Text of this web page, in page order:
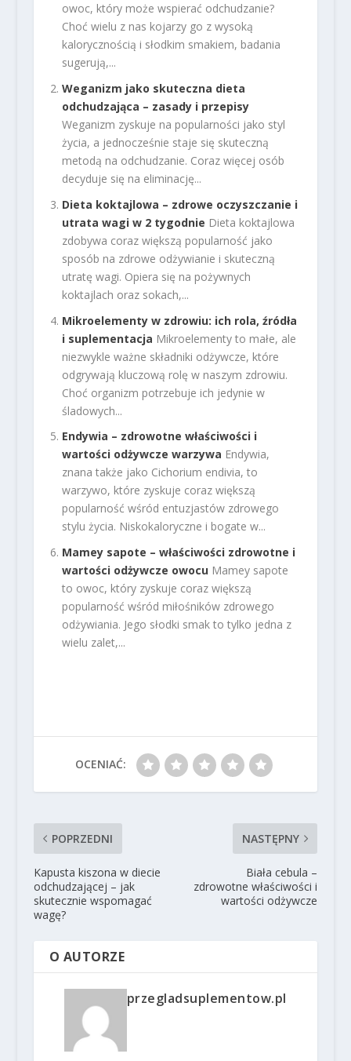
owoc, który może wspierać odchudzanie?
Choć wielu z nas kojarzy go z wysoką
kalorycznością i słodkim smakiem, badania
sugerują,...
Weganizm jako skuteczna dieta
odchudzająca – zasady i przepisy
Weganizm zyskuje na popularności jako styl
życia, a jednocześnie staje się skuteczną
metodą na odchudzanie. Coraz więcej osób
decyduje się na eliminację...
Dieta koktajlowa – zdrowe oczyszczanie i
utrata wagi w 2 tygodnie Dieta koktajlowa
zdobywa coraz większą popularność jako
sposób na zdrowe odżywianie i skuteczną
utratę wagi. Opiera się na pożywnych
koktajlach oraz sokach,...
Mikroelementy w zdrowiu: ich rola, źródła
i suplementacja Mikroelementy to małe, ale
niezwykle ważne składniki odżywcze, które
odgrywają kluczową rolę w naszym zdrowiu.
Choć organizm potrzebuje ich jedynie w
śladowych...
Endywia – zdrowotne właściwości i
wartości odżywcze warzywa Endywia,
znana także jako Cichorium endivia, to
warzywo, które zyskuje coraz większą
popularność wśród entuzjastów zdrowego
stylu życia. Niskokaloryczne i bogate w...
Mamey sapote – właściwości zdrowotne i
wartości odżywcze owocu Mamey sapote
to owoc, który zyskuje coraz większą
popularność wśród miłośników zdrowego
odżywiania. Jego słodki smak to tylko jedna z
wielu zalet,...
OCENIAĆ:
POPRZEDNI
Kapusta kiszona w diecie
odchudzającej – jak
skutecznie wspomagać
wagę?
NASTĘPNY
Biała cebula –
zdrowotne właściwości i
wartości odżywcze
O AUTORZE
przegladsuplementow.pl